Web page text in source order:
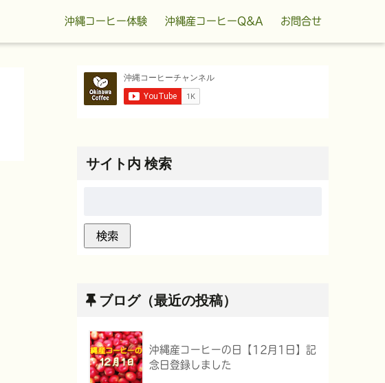
沖縄コーヒー体験 沖縄産コーヒーQ&A お問合せ
サイト内 検索
ブログ（最近の投稿）
沖縄産コーヒーの日【12月1日】記
念日登録しました